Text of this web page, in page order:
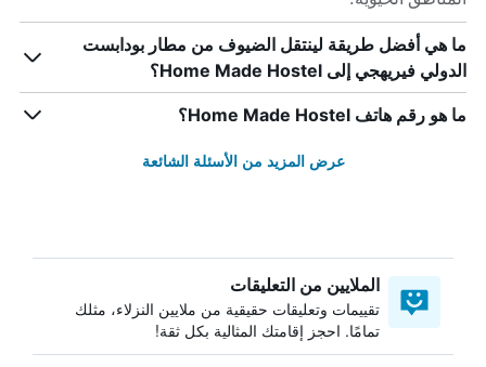
ما هي أفضل طريقة لينتقل الضيوف من مطار بودابست
الدولي فيريهجي إلى Home Made Hostel؟
ما هو رقم هاتف Home Made Hostel؟
عرض المزيد من الأسئلة الشائعة
الملايين من التعليقات
تقييمات وتعليقات حقيقية من ملايين النزلاء، مثلك
تمامًا. احجز إقامتك المثالية بكل ثقة!